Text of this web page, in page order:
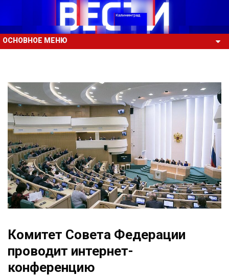
ОСНОВНОЕ МЕНЮ
Комитет Совета Федерации
проводит интернет-
конференцию